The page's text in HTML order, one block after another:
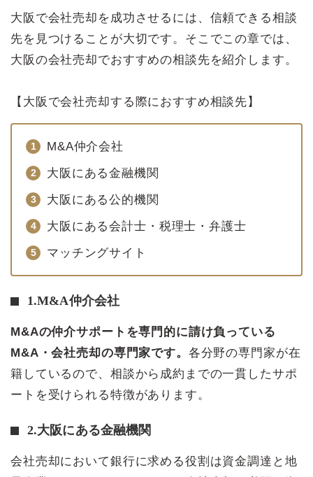
大阪で会社売却を成功させるには、信頼できる相談
先を見つけることが大切です。そこでこの章では、
大阪の会社売却でおすすめの相談先を紹介します。
【大阪で会社売却する際におすすめ相談先】
M&A仲介会社
大阪にある金融機関
大阪にある公的機関
大阪にある会計士・税理士・弁護士
マッチングサイト
1.M&A仲介会社
M&Aの仲介サポートを専門的に請け負っている
M&A・会社売却の専門家です。 各分野の専門家が在
籍しているので、相談から成約までの一貫したサポ
ートを受けられる特徴があります。
2.大阪にある金融機関
会社売却において銀行に求める役割は資金調達と地